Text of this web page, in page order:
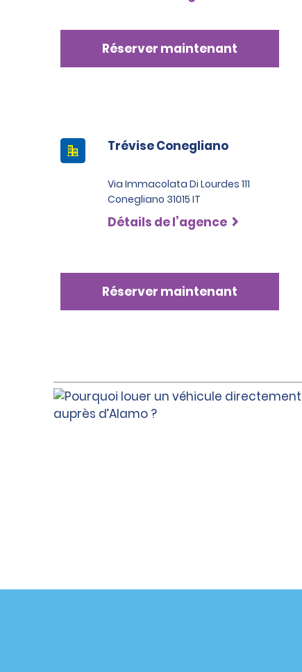
Réserver maintenant
Trévise Conegliano
Via Immacolata Di Lourdes 111
Conegliano 31015 IT
Détails de l’agence
Réserver maintenant